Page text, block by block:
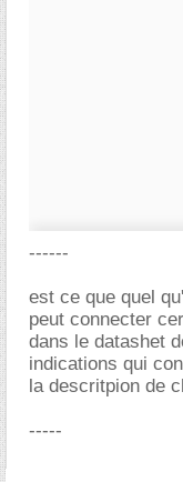
------
est ce que quel
peut connecter
dans le datashet
indications qui
la descritpion de
-----